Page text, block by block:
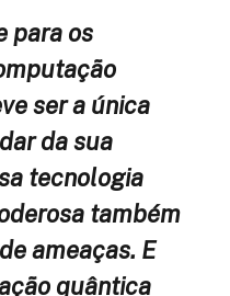
para os
ser a única
da sua
tecnologia
também
ameaças. E
quântica